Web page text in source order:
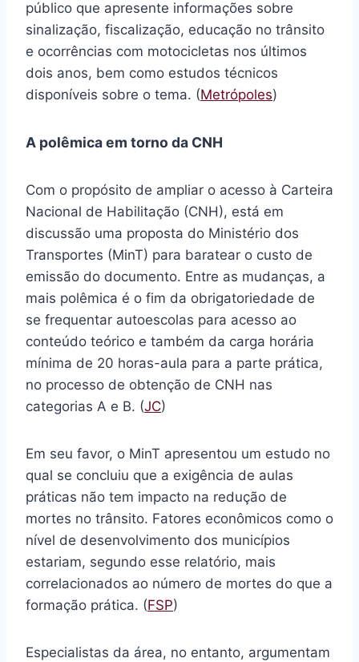
público que apresente informações sobre
sinalização, fiscalização, educação no trânsito
e ocorrências com motocicletas nos últimos
dois anos, bem como estudos técnicos
disponíveis sobre o tema. (Metrópoles)
A polêmica em torno da CNH
Com o propósito de ampliar o acesso à Carteira
Nacional de Habilitação (CNH), está em
discussão uma proposta do Ministério dos
Transportes (MinT) para baratear o custo de
emissão do documento. Entre as mudanças, a
mais polêmica é o fim da obrigatoriedade de
se frequentar autoescolas para acesso ao
conteúdo teórico e também da carga horária
mínima de 20 horas-aula para a parte prática,
no processo de obtenção de CNH nas
categorias A e B. (JC)
Em seu favor, o MinT apresentou um estudo no
qual se concluiu que a exigência de aulas
práticas não tem impacto na redução de
mortes no trânsito. Fatores econômicos como o
nível de desenvolvimento dos municípios
estariam, segundo esse relatório, mais
correlacionados ao número de mortes do que a
formação prática. (FSP)
Especialistas da área, no entanto, argumentam